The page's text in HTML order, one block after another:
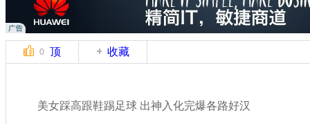
0 顶 收藏
美女踩高跟鞋踢足球 出神入化完爆各路好汉